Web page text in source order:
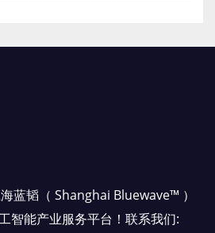
蓝韬（ Shanghai Bluewave™ ）
智能产业服务平台！联系我们: